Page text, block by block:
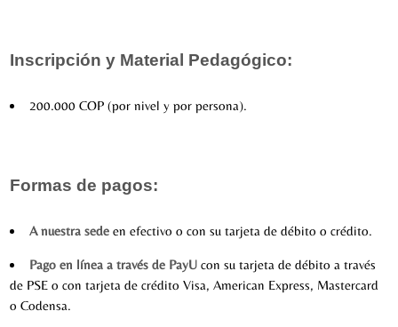
Inscripción y Material Pedagógico:
200.000 COP (por nivel y por persona).
Formas de pagos:
A nuestra sedeen efectivo o con su tarjeta de débito o crédito.
Pago en línea a través de PayUcon su tarjeta de débito a través
de PSE o con tarjeta de crédito Visa, American Express, Mastercard
o Codensa.